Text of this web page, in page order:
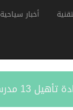
أخبار سياحية
لحج والضالع